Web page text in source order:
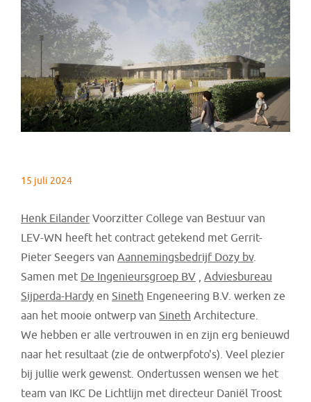
15 juli 2024
Henk Eilander Voorzitter College van Bestuur van
LEV-WN heeft het contract getekend met Gerrit-
Pieter Seegers van Aannemingsbedrijf Dozy bv.
Samen met De Ingenieursgroep BV , Adviesbureau
Sijperda-Hardy en Sineth Engeneering B.V. werken ze
aan het mooie ontwerp van Sineth Architecture.
We hebben er alle vertrouwen in en zijn erg benieuwd
naar het resultaat (zie de ontwerpfoto's). Veel plezier
bij jullie werk gewenst. Ondertussen wensen we het
team van IKC De Lichtlijn met directeur Daniël Troost